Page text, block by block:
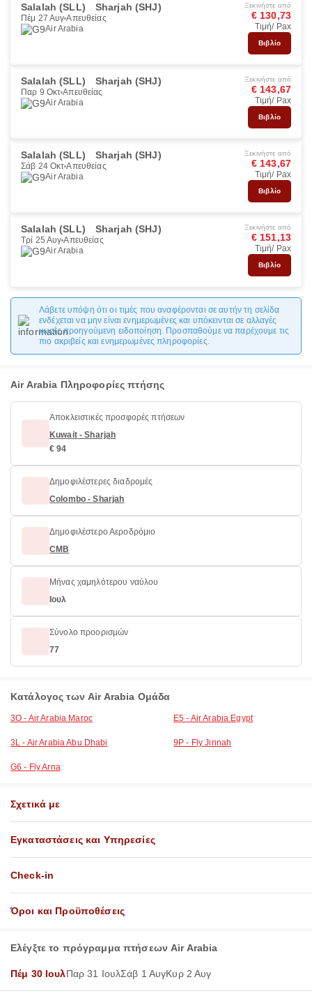
Salalah (SLL) Sharjah (SHJ)
Πέμ 27 Αυγ Απευθείας
Air Arabia
Ξεκινήστε από
€ 130,73
Τιμή/ Pax
Βιβλίο
Salalah (SLL) Sharjah (SHJ)
Παρ 9 Οκτ Απευθείας
Air Arabia
Ξεκινήστε από
€ 143,67
Τιμή/ Pax
Βιβλίο
Salalah (SLL) Sharjah (SHJ)
Σάβ 24 Οκτ Απευθείας
Air Arabia
Ξεκινήστε από
€ 143,67
Τιμή/ Pax
Βιβλίο
Salalah (SLL) Sharjah (SHJ)
Τρί 25 Αυγ Απευθείας
Air Arabia
Ξεκινήστε από
€ 151,13
Τιμή/ Pax
Βιβλίο
Λάβετε υπόψη ότι οι τιμές που αναφέρονται σε αυτήν τη σελίδα
ενδέχεται να μην είναι ενημερωμένες και υπόκεινται σε αλλαγές
χωρίς προηγούμενη ειδοποίηση. Προσπαθούμε να παρέχουμε τις
πιο ακριβείς και ενημερωμένες πληροφορίες.
Air Arabia Πληροφορίες πτήσης
Αποκλειστικές προσφορές πτήσεων
Kuwait - Sharjah
€ 94
Δημοφιλέστερες διαδρομές
Colombo - Sharjah
Δημοφιλέστερο Αεροδρόμιο
CMB
Μήνας χαμηλότερου ναύλου
Ιουλ
Σύνολο προορισμών
77
Κατάλογος των Air Arabia Ομάδα
3O - Air Arabia Maroc E5 - Air Arabia Egypt
3L - Air Arabia Abu Dhabi 9P - Fly Jinnah
G6 - Fly Arna
Σχετικά με
Εγκαταστάσεις και Υπηρεσίες
Check-in
Όροι και Προϋποθέσεις
Ελέγξτε το πρόγραμμα πτήσεων Air Arabia
Πέμ 30 ΙουλΠαρ 31 ΙουλΣάβ 1 ΑυγΚυρ 2 Αυγ